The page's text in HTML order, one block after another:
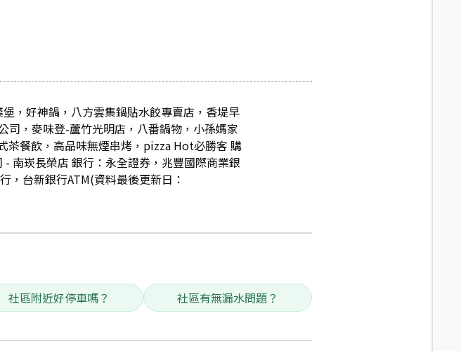
，好神鍋，八方雲集鍋貼水餃專賣店，香堤早
司，麥味登-蘆竹光明店，八番鍋物，小孫媽家
茶餐飲，高品味無煙串烤，pizza Hot必勝客 購
南崁長榮店 銀行：永全證券，兆豐國際商業銀
，台新銀行ATM(資料最後更新日：
社區附近好停車嗎？ 社區有無漏水問題？